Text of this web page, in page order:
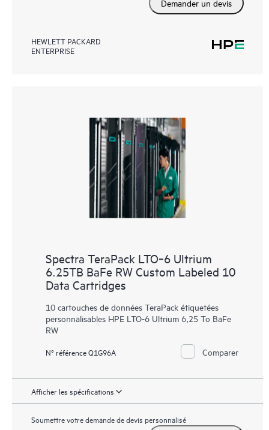
Demander un devis
HEWLETT PACKARD
ENTERPRISE
Spectra TeraPack LTO‑6 Ultrium
6.25TB BaFe RW Custom Labeled 10
Data Cartridges
10 cartouches de données TeraPack étiquetées
personnalisables HPE LTO-6 Ultrium 6,25 To BaFe
RW
N° référence Q1G96A Comparer
Afficher les spécifications
Soumettre votre demande de devis personnalisé